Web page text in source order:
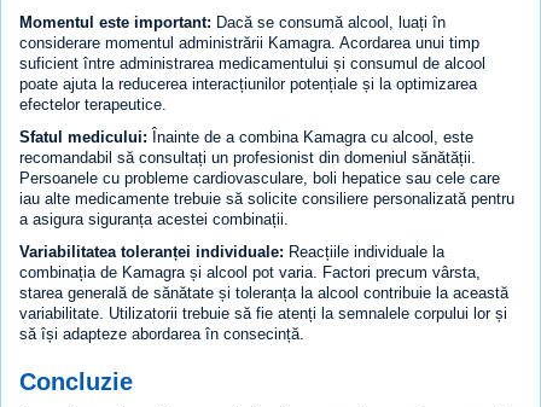
Momentul este important: Dacă se consumă alcool, luați în
considerare momentul administrării Kamagra. Acordarea unui timp
suficient între administrarea medicamentului și consumul de alcool
poate ajuta la reducerea interacțiunilor potențiale și la optimizarea
efectelor terapeutice.
Sfatul medicului: Înainte de a combina Kamagra cu alcool, este
recomandabil să consultați un profesionist din domeniul sănătății.
Persoanele cu probleme cardiovasculare, boli hepatice sau cele care
iau alte medicamente trebuie să solicite consiliere personalizată pentru
a asigura siguranța acestei combinații.
Variabilitatea toleranței individuale: Reacțiile individuale la
combinația de Kamagra și alcool pot varia. Factori precum vârsta,
starea generală de sănătate și toleranța la alcool contribuie la această
variabilitate. Utilizatorii trebuie să fie atenți la semnalele corpului lor și
să își adapteze abordarea în consecință.
Concluzie